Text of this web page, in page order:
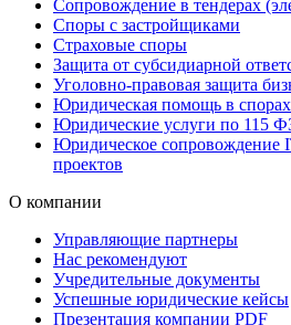
Сопровождение в тендерах
Споры с застройщиками
Страховые споры
Защита от субсидиарной
Уголовно-правовая защита
Юридическая помощь в
Юридические услуги по 115
Юридическое сопровождение
проектов
О компании
Управляющие партнеры
Нас рекомендуют
Учредительные документы
Успешные юридические кейсы
Презентация компании PDF